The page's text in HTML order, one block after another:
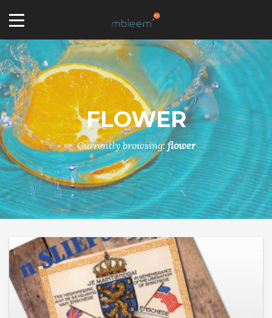
FLOWER
Currently browsing:flower